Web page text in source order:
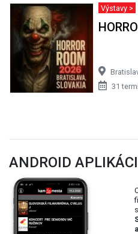
Výstavy >
31
ANDROID